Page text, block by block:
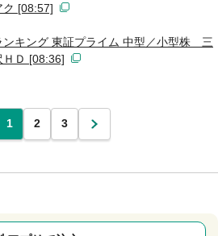
ク [08:57]
ンキング 東証プライム 中型／小型株 三
ＨＤ [08:36]
1 2 3 次